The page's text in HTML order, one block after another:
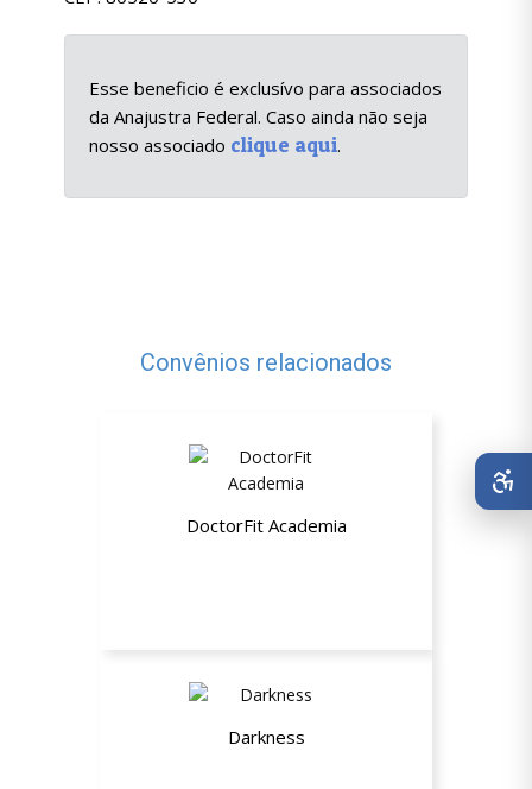
Esse beneficio é exclusívo para associados
da Anajustra Federal. Caso ainda não seja
nosso associado clique aqui.
Convênios relacionados
DoctorFit Academia
Darkness